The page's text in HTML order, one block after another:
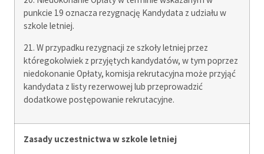
punkcie 19 oznacza rezygnację Kandydata z udziału w
szkole letniej.
21. W przypadku rezygnacji ze szkoły letniej przez
któregokolwiek z przyjętych kandydatów, w tym poprzez
niedokonanie Opłaty, komisja rekrutacyjna może przyjąć
kandydata z listy rezerwowej lub przeprowadzić
dodatkowe postępowanie rekrutacyjne.
Zasady uczestnictwa w szkole letniej